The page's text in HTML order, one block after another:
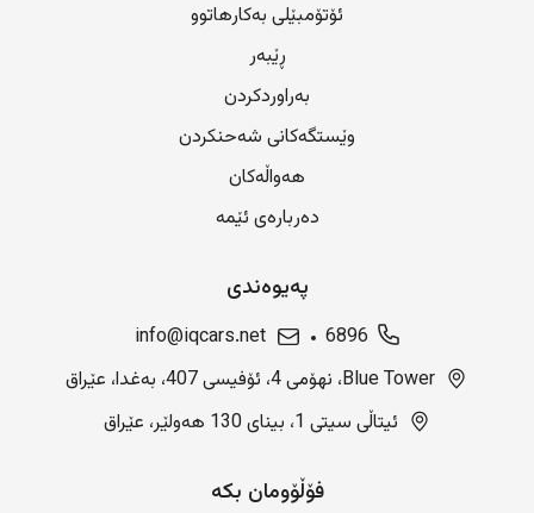
ئۆتۆمبێلی بەکارهاتوو
ڕێبەر
بەراوردکردن
وێستگەکانی شەحنکردن
هەواڵەکان
دەربارەی ئێمە
پەیوەندی
6896
info@iqcars.net
Blue Tower، نهۆمی 4، ئۆفیسی 407، بەغدا، عێراق
ئیتاڵی سیتی 1، بینای 130 هەولێر، عێراق
فۆڵۆومان بکە